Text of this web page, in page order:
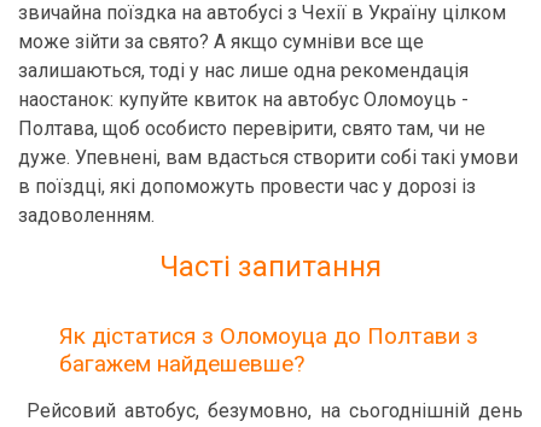
звичайна поїздка на автобусі з Чехії в Україну цілком
може зійти за свято? А якщо сумніви все ще
залишаються, тоді у нас лише одна рекомендація
наостанок: купуйте квиток на автобус Оломоуць -
Полтава, щоб особисто перевірити, свято там, чи не
дуже. Упевнені, вам вдасться створити собі такі умови
в поїздці, які допоможуть провести час у дорозі із
задоволенням.
Часті запитання
Як дістатися з Оломоуца до Полтави з
багажем найдешевше?
Рейсовий автобус, безумовно, на сьогоднішній день